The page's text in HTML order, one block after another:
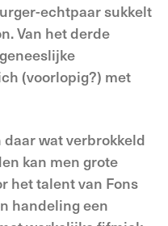
echtpaar sukkelt
Van het derde
(voorlopig?) met
wat verbrokkeld
kan men grote
het talent van Fons
handeling een